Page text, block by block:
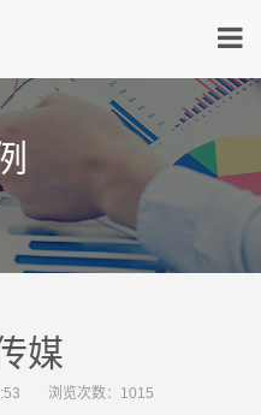
媒
浏览次数： 1015